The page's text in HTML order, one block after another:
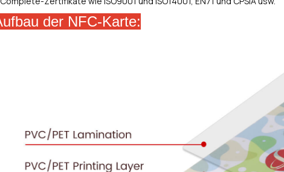
der NFC-Karte: